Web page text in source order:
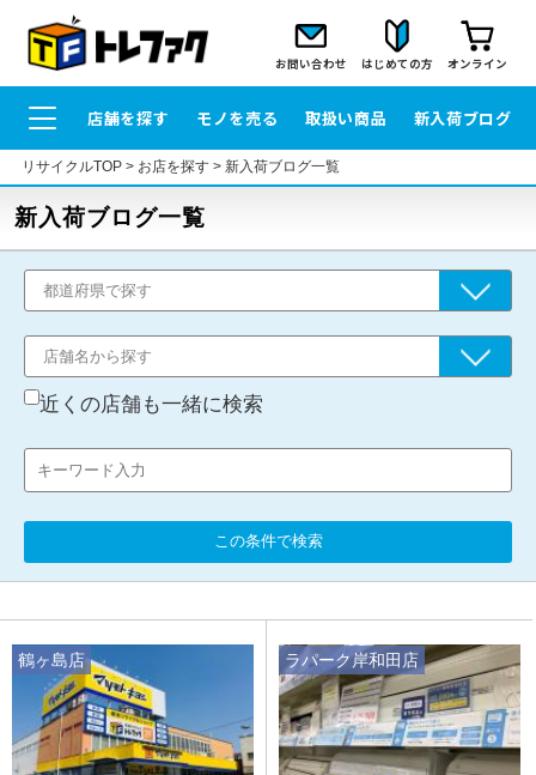
お問い合わせ はじめての方 オンライン
店舗を探す モノを売る 取扱い商品 新入荷ブログ
リサイクルTOP> お店を探す> 新入荷ブログ一覧
新入荷ブログ一覧
近くの店舗も一緒に検索
この条件で検索
鶴ヶ島店 ラパーク岸和田店